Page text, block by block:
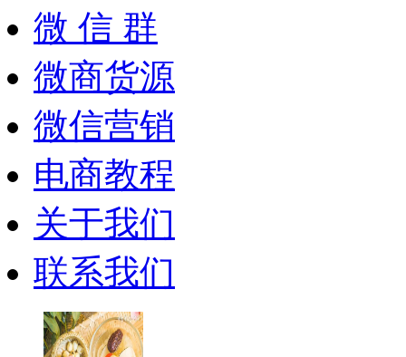
微 信 群
微商货源
微信营销
电商教程
关于我们
联系我们